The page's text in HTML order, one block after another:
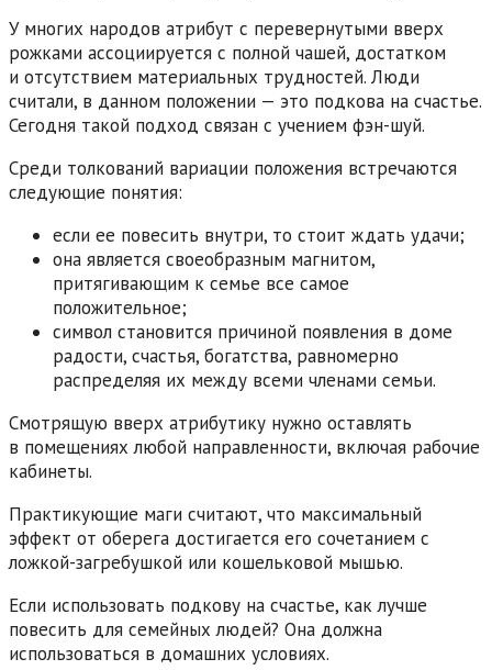
У многих народов атрибут с перевернутыми вверх
рожками ассоциируется с полной чашей, достатком
и отсутствием материальных трудностей. Люди
считали, в данном положении — это подкова на счастье.
Сегодня такой подход связан с учением фэн-шуй.
Среди толкований вариации положения встречаются
следующие понятия:
если ее повесить внутри, то стоит ждать удачи;
она является своеобразным магнитом,
притягивающим к семье все самое
положительное;
символ становится причиной появления в доме
радости, счастья, богатства, равномерно
распределяя их между всеми членами семьи.
Смотрящую вверх атрибутику нужно оставлять
в помещениях любой направленности, включая рабочие
кабинеты.
Практикующие маги считают, что максимальный
эффект от оберега достигается его сочетанием с
ложкой-загребушкой или кошельковой мышью.
Если использовать подкову на счастье, как лучше
повесить для семейных людей? Она должна
использоваться в домашних условиях.